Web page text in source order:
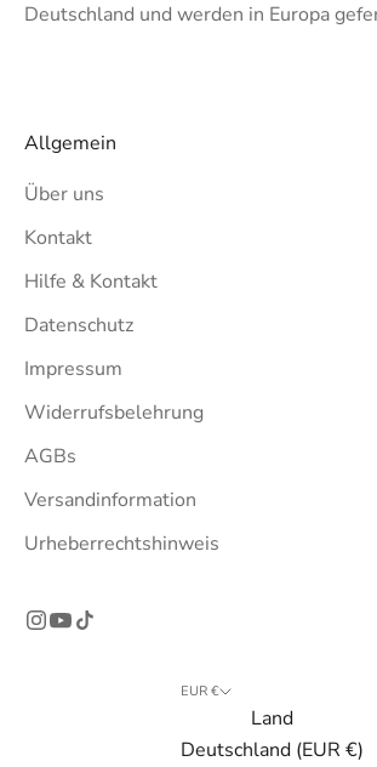
Deutschland und werden in Europa
Allgemein
Über uns
Kontakt
Hilfe & Kontakt
Datenschutz
Impressum
Widerrufsbelehrung
AGBs
Versandinformation
Urheberrechtshinweis
EUR €
Land
Deutschland (EUR €)